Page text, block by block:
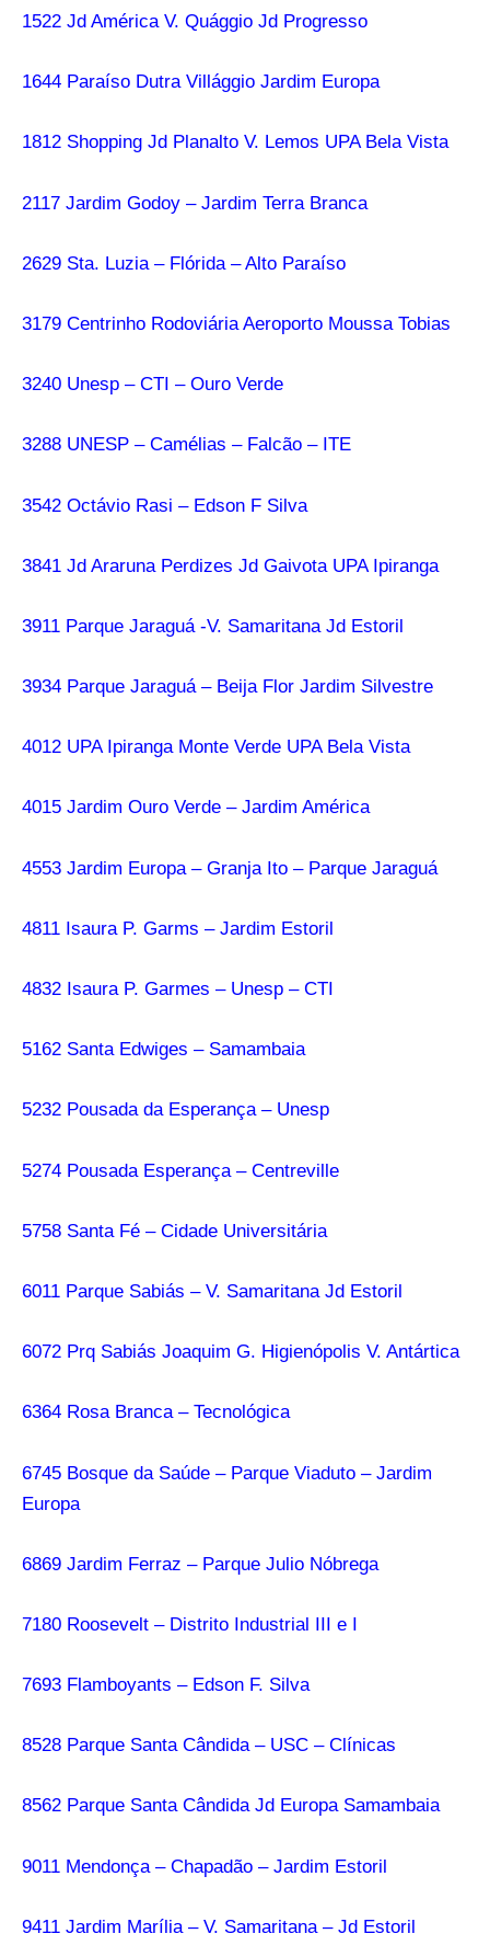
1522 Jd América V. Quággio Jd Progresso
1644 Paraíso Dutra Villággio Jardim Europa
1812 Shopping Jd Planalto V. Lemos UPA Bela Vista
2117 Jardim Godoy – Jardim Terra Branca
2629 Sta. Luzia – Flórida – Alto Paraíso
3179 Centrinho Rodoviária Aeroporto Moussa Tobias
3240 Unesp – CTI – Ouro Verde
3288 UNESP – Camélias – Falcão – ITE
3542 Octávio Rasi – Edson F Silva
3841 Jd Araruna Perdizes Jd Gaivota UPA Ipiranga
3911 Parque Jaraguá -V. Samaritana Jd Estoril
3934 Parque Jaraguá – Beija Flor Jardim Silvestre
4012 UPA Ipiranga Monte Verde UPA Bela Vista
4015 Jardim Ouro Verde – Jardim América
4553 Jardim Europa – Granja Ito – Parque Jaraguá
4811 Isaura P. Garms – Jardim Estoril
4832 Isaura P. Garmes – Unesp – CTI
5162 Santa Edwiges – Samambaia
5232 Pousada da Esperança – Unesp
5274 Pousada Esperança – Centreville
5758 Santa Fé – Cidade Universitária
6011 Parque Sabiás – V. Samaritana Jd Estoril
6072 Prq Sabiás Joaquim G. Higienópolis V. Antártica
6364 Rosa Branca – Tecnológica
6745 Bosque da Saúde – Parque Viaduto – Jardim
Europa
6869 Jardim Ferraz – Parque Julio Nóbrega
7180 Roosevelt – Distrito Industrial III e I
7693 Flamboyants – Edson F. Silva
8528 Parque Santa Cândida – USC – Clínicas
8562 Parque Santa Cândida Jd Europa Samambaia
9011 Mendonça – Chapadão – Jardim Estoril
9411 Jardim Marília – V. Samaritana – Jd Estoril